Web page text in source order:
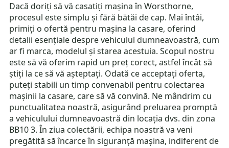
Dacă doriți să vă casatiți mașina în Worsthorne,
procesul este simplu și fără bătăi de cap. Mai întâi,
primiți o ofertă pentru mașina la casare, oferind
detalii esențiale despre vehiculul dumneavoastră, cum
ar fi marca, modelul și starea acestuia. Scopul nostru
este să vă oferim rapid un preț corect, astfel încât să
știți la ce să vă așteptați. Odată ce acceptați oferta,
puteți stabili un timp convenabil pentru colectarea
mașinii la casare, care să vă convină. Ne mândrim cu
punctualitatea noastră, asigurând preluarea promptă
a vehiculului dumneavoastră din locația dvs. din zona
BB10 3. În ziua colectării, echipa noastră va veni
pregătită să încarce în siguranță mașina, indiferent de